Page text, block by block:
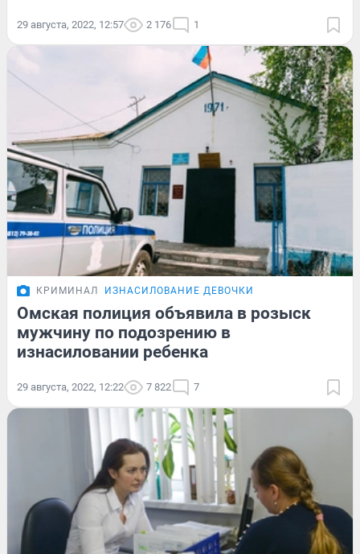
29 августа, 2022, 12:57 2 176 1
КРИМИНАЛ ИЗНАСИЛОВАНИЕ ДЕВОЧКИ
Омская полиция объявила в розыск
мужчину по подозрению в
изнасиловании ребенка
29 августа, 2022, 12:22 7 822 7